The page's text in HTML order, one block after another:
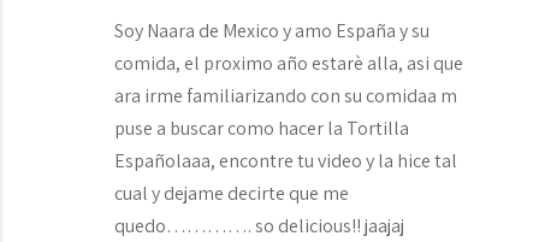
Soy Naara de Mexico y amo España y su
comida, el proximo año estarè alla, asi que
ara irme familiarizando con su comidaa m
puse a buscar como hacer la Tortilla
Españolaaa, encontre tu video y la hice tal
cual y dejame decirte que me
quedo…………. so delicious!! jaajaj